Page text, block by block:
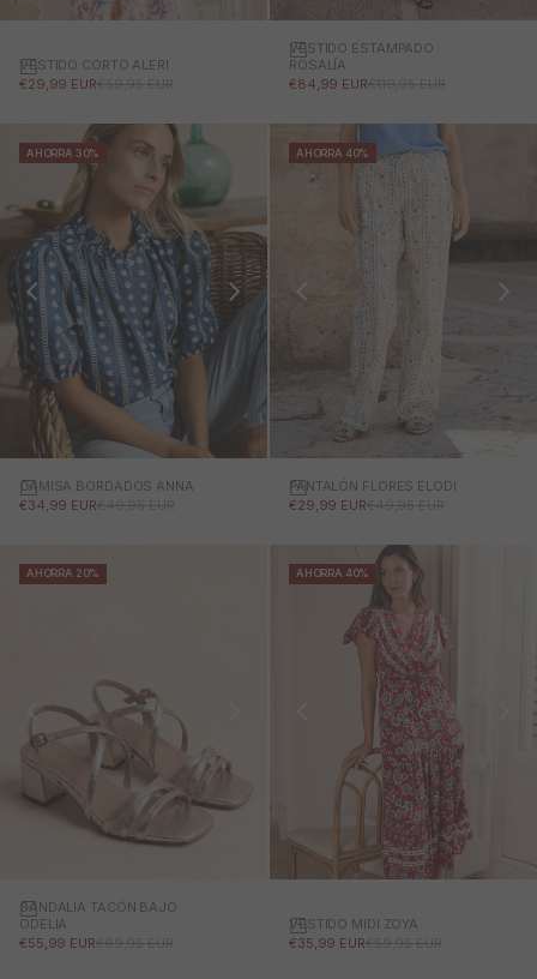
VESTIDO CORTO ALERI
PRECIO DE OFERTA
€29,99 EURPRECIO NORMAL
€59,95 EUR
VESTIDO ESTAMPADO
ROSALÍA
PRECIO DE OFERTA
€84,99 EURPRECIO NORMAL
€119,95 EUR
AHORRA 30%
CAMISA BORDADOS ANNA
PRECIO DE OFERTA
€34,99 EURPRECIO NORMAL
€49,95 EUR
AHORRA 40%
PANTALÓN FLORES ELODI
PRECIO DE OFERTA
€29,99 EURPRECIO NORMAL
€49,95 EUR
AHORRA 20%
SANDALIA TACÓN BAJO
ODELIA
PRECIO DE OFERTA
€55,99 EURPRECIO NORMAL
€69,95 EUR
AHORRA 40%
VESTIDO MIDI ZOYA
PRECIO DE OFERTA
€35,99 EURPRECIO NORMAL
€59,95 EUR